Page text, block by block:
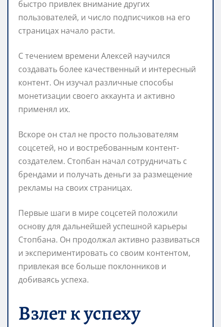
быстро привлек внимание других
пользователей, и число подписчиков на его
страницах начало расти.
С течением времени Алексей научился
создавать более качественный и интересный
контент. Он изучал различные способы
монетизации своего аккаунта и активно
применял их.
Вскоре он стал не просто пользователям
соцсетей, но и востребованным контент-
создателем. Стопбан начал сотрудничать с
брендами и получать деньги за размещение
рекламы на своих страницах.
Первые шаги в мире соцсетей положили
основу для дальнейшей успешной карьеры
Стопбана. Он продолжал активно развиваться
и экспериментировать со своим контентом,
привлекая все больше поклонников и
добиваясь успеха.
Взлет к успеху